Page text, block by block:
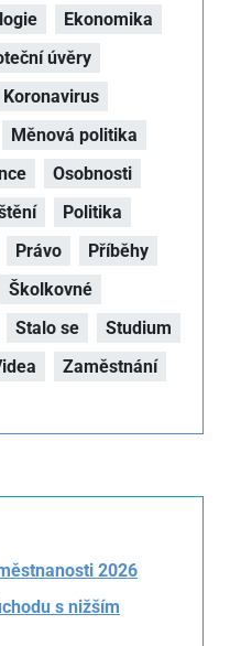
Ekonomika
úvěry
Koronavirus
Měnová politika
Osobnosti
Politika
Právo
Příběhy
Školkovné
Stalo se
Studium
Zaměstnání
2026
s nižším